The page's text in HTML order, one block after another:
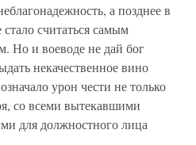
а позднее в
считаться самым
Но и воеводе не дай бог
некачественное вино
урон чести не только
со всеми вытекавшими
для должностного лица